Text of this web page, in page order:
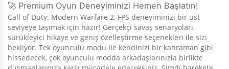
🚀 Premium Oyun Deneyiminizi Hemen Başlatın!
Call of Duty: Modern Warfare 2, FPS deneyiminizi bir üst
seviyeye taşımak için hazır! Gerçekçi savaş senaryoları,
sürükleyici hikaye ve geniş özelleştirme seçenekleri ile sizi
bekliyor. Tek oyunculu modu ile kendinizi bir kahraman gibi
hissedecek, çok oyunculu modda arkadaşlarınızla birlikte